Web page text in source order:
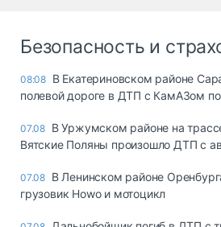
Безопасность и
08:08 В Екатериновском районе
полевой дороге в ДТП с КамАЗом
07.08 В Уржумском районе на
Вятские Поляны произошло ДТП с
07.08 В Ленинском районе
грузовик Howo и мотоцикл